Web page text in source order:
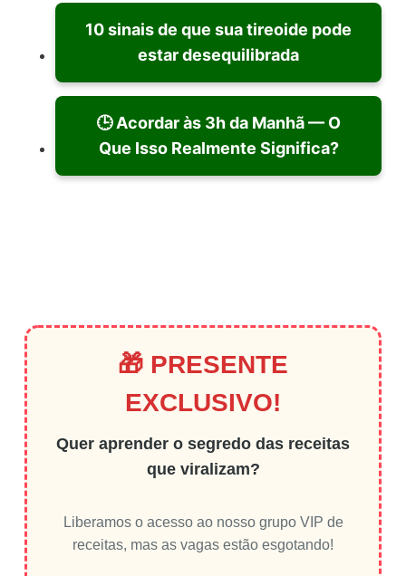
10 sinais de que sua tireoide pode
estar desequilibrada
🕒 Acordar às 3h da Manhã — O
Que Isso Realmente Significa?
🎁 PRESENTE
EXCLUSIVO!
Quer aprender o segredo das receitas
que viralizam?
Liberamos o acesso ao nosso grupo VIP de
receitas, mas as vagas estão esgotando!